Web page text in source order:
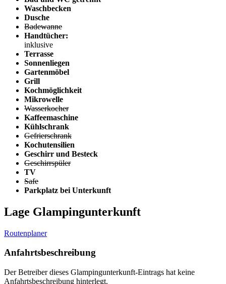
Waschbecken
Dusche
Badewanne
Handtücher:
inklusive
Terrasse
Sonnenliegen
Gartenmöbel
Grill
Kochmöglichkeit
Mikrowelle
Wasserkocher
Kaffeemaschine
Kühlschrank
Gefrierschrank
Kochutensilien
Geschirr und Besteck
Geschirrspüler
TV
Safe
Parkplatz bei Unterkunft
Lage Glampingunterkunft
Routenplaner
Anfahrtsbeschreibung
Der Betreiber dieses Glampingunterkunft-Eintrags hat keine
Anfahrtsbeschreibung hinterlegt.